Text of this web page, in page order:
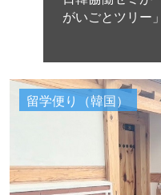
がいごとツリー
留学便り（韓国）